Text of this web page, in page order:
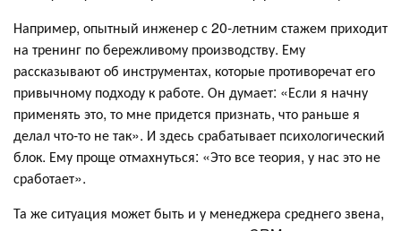
Например, опытный инженер с 20-летним стажем приходит
на тренинг по бережливому производству. Ему
рассказывают об инструментах, которые противоречат его
привычному подходу к работе. Он думает: «Если я начну
применять это, то мне придется признать, что раньше я
делал что-то не так». И здесь срабатывает психологический
блок. Ему проще отмахнуться: «Это все теория, у нас это не
сработает».
Та же ситуация может быть и у менеджера среднего звена,